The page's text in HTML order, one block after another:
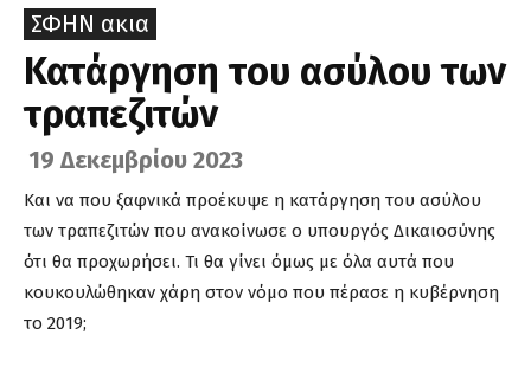
ΣΦΗΝ ακια
Κατάργηση του ασύλου των
τραπεζιτών
19 Δεκεμβρίου 2023
Και να που ξαφνικά προέκυψε η κατάργηση του ασύλου
των τραπεζιτών που ανακοίνωσε ο υπουργός Δικαιοσύνης
ότι θα προχωρήσει. Τι θα γίνει όμως με όλα αυτά που
κουκουλώθηκαν χάρη στον νόμο που πέρασε η κυβέρνηση
το 2019;